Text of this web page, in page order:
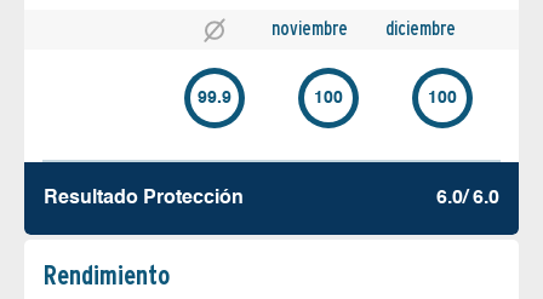
noviembre diciembre
99.9 100 100
Resultado Protección 6.0/ 6.0
Rendimiento